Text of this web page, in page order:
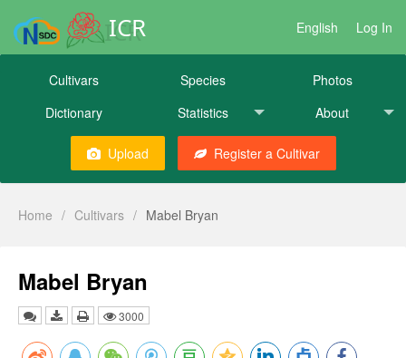
ICR English Log In
Cultivars Species
Photos
Dictionary
Statistics About
Upload Register a Cultivar
Home / Cultivars / Mabel Bryan
Mabel Bryan
3000